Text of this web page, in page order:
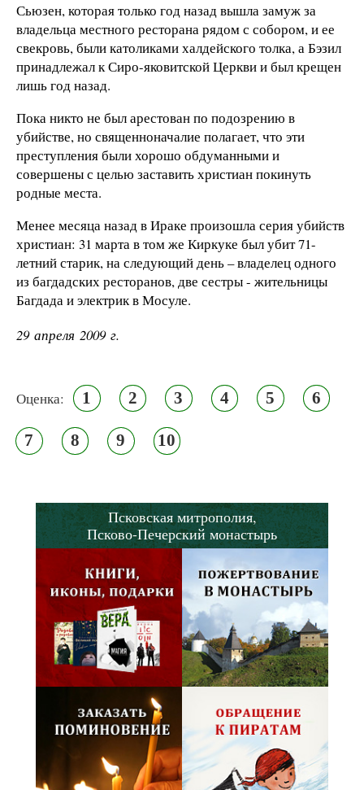
Сьюзен, которая только год назад вышла замуж за
владельца местного ресторана рядом с собором, и ее
свекровь, были католиками халдейского толка, а Бэзил
принадлежал к Сиро-яковитской Церкви и был крещен
лишь год назад.
Пока никто не был арестован по подозрению в
убийстве, но священноначалие полагает, что эти
преступления были хорошо обдуманными и
совершены с целью заставить христиан покинуть
родные места.
Менее месяца назад в Ираке произошла серия убийств
христиан: 31 марта в том же Киркуке был убит 71-
летний старик, на следующий день – владелец одного
из багдадских ресторанов, две сестры - жительницы
Багдада и электрик в Мосуле.
29 апреля 2009 г.
Оценка: 1 2 3 4 5 6
7 8 9 10
Псковская митрополия,
Псково-Печерский монастырь